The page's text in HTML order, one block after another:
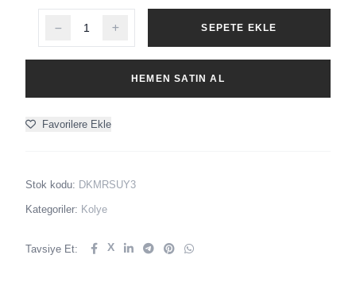
SEPETE EKLE
HEMEN SATIN AL
Favorilere Ekle
Stok kodu: DKMRSUY3
Kategoriler: Kolye
Tavsiye Et: X